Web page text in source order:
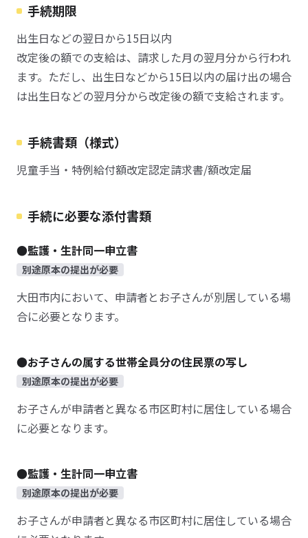
手続期限
出生日などの翌日から15日以内
改定後の額での支給は、請求した月の翌月分から行われ
ます。ただし、出生日などから15日以内の届け出の場合
は出生日などの翌月分から改定後の額で支給されます。
手続書類（様式）
児童手当・特例給付額改定認定請求書/額改定届
手続に必要な添付書類
●監護・生計同一申立書
別途原本の提出が必要
大田市内において、申請者とお子さんが別居している場
合に必要となります。
●お子さんの属する世帯全員分の住民票の写し
別途原本の提出が必要
お子さんが申請者と異なる市区町村に居住している場合
に必要となります。
●監護・生計同一申立書
別途原本の提出が必要
お子さんが申請者と異なる市区町村に居住している場合